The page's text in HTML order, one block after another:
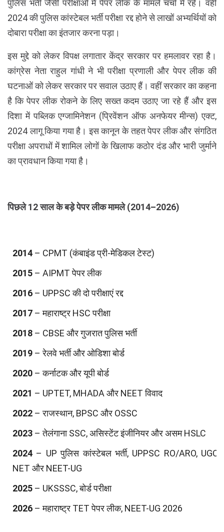
पुलिस भर्ती जैसी परीक्षाओं में पेपर लीक के मामले चर्चा में रहे। वहीं
2024 की पुलिस कांस्टेबल भर्ती परीक्षा रद्द होने से लाखों अभ्यर्थियों को
दोबारा परीक्षा का इंतजार करना पड़ा।
इस मुद्दे को लेकर विपक्ष लगातार केंद्र सरकार पर हमलावर रहा है।
कांग्रेस नेता राहुल गांधी ने भी परीक्षा प्रणाली और पेपर लीक की
घटनाओं को लेकर सरकार पर सवाल उठाए हैं। वहीं सरकार का कहना
है कि पेपर लीक रोकने के लिए सख्त कदम उठाए जा रहे हैं और इस
दिशा में पब्लिक एग्जामिनेशन (प्रिवेंशन ऑफ अनफेयर मीन्स) एक्ट,
2024 लागू किया गया है। इस कानून के तहत पेपर लीक और संगठित
परीक्षा अपराधों में शामिल लोगों के खिलाफ कठोर दंड और भारी जुर्माने
का प्रावधान किया गया है।
पिछले 12 साल के बड़े पेपर लीक मामले (2014–2026)
2014 – CPMT (कंबाइंड प्री-मेडिकल टेस्ट)
2015 – AIPMT पेपर लीक
2016 – UPPSC की दो परीक्षाएं रद्द
2017 – महाराष्ट्र HSC परीक्षा
2018 – CBSE और गुजरात पुलिस भर्ती
2019 – रेलवे भर्ती और ओडिशा बोर्ड
2020 – कर्नाटक और यूपी बोर्ड
2021 – UPTET, MHADA और NEET विवाद
2022 – राजस्थान, BPSC और OSSC
2023 – तेलंगाना SSC, असिस्टेंट इंजीनियर और असम HSLC
2024 – UP पुलिस कांस्टेबल भर्ती, UPPSC RO/ARO, UGC-
NET और NEET-UG
2025 – UKSSSC, बोर्ड परीक्षा
2026 – महाराष्ट्र TET पेपर लीक, NEET-UG 2026